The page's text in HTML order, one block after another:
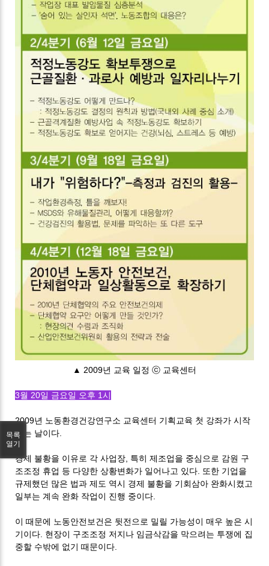
▲ 2009년 교육 일정 ⓒ 교육센터
3월 20일 금요일 오후 1시
2009년 노동환경건강연구소 교육센터 기획교육 첫 강좌가 시작
되는 날이다.
경제 불황을 이유로 각 사업장, 특히 제조업을 중심으로 감원 구
조조정 휴업 등 다양한 상황변화가 일어나고 있다. 또한 기업을
규제했던 많은 법과 제도 역시 경제 불황을 기회삼아 완화시켰고
일부는 계속 완화 작업이 진행 중이다.
이 때문에 노동안전보건은 뒷전으로 밀릴 가능성이 매우 높은 시
기이다. 현장이 구조조정 저지나 임금삭감을 막으려는 투쟁에 집
중할 수밖에 없기 때문이다.
목록
열기